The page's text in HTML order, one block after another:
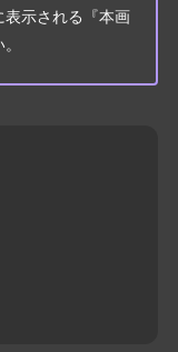
表示される『本画